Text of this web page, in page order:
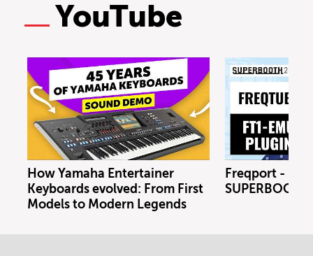
YouTube
How Yamaha Entertainer
Keyboards evolved: From First
Models to Modern Legends
Freqport -